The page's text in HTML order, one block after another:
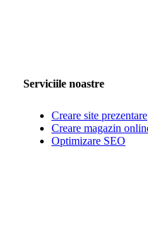
Serviciile noastre
Creare site prezentare
Creare magazin
Optimizare SEO